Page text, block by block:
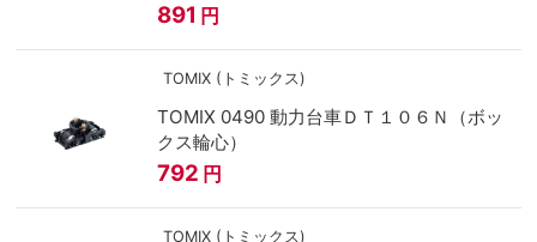
891 円
TOMIX (トミックス)
TOMIX 0490 動力台車ＤＴ１０６Ｎ（ボッ
クス輪心）
792 円
TOMIX (トミックス)